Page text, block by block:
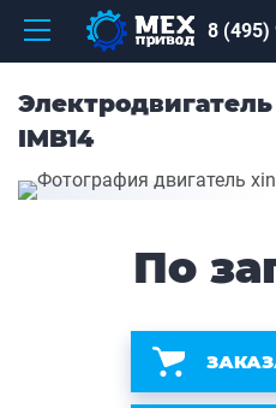
8 (495)
Электродвигатель
IMB14
По